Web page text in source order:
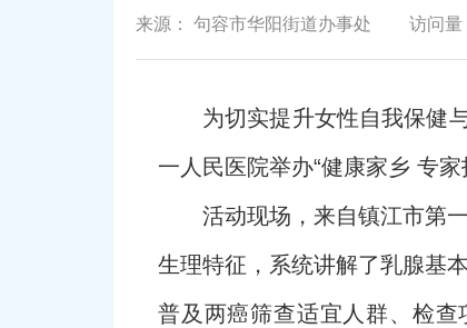
来源： 句容市华阳街道办事处 访问量
为切实提升女性自我保健
一人民医院举办“健康家乡 专
活动现场，来自镇江市第
生理特征，系统讲解了乳腺基
普及两癌筛查适宜人群、检